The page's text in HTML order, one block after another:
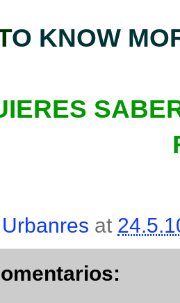
O KNOW
Urbanres at